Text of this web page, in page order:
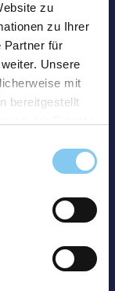
zu
zu Ihrer
Partner für
Unsere
mit
bereitgestellt